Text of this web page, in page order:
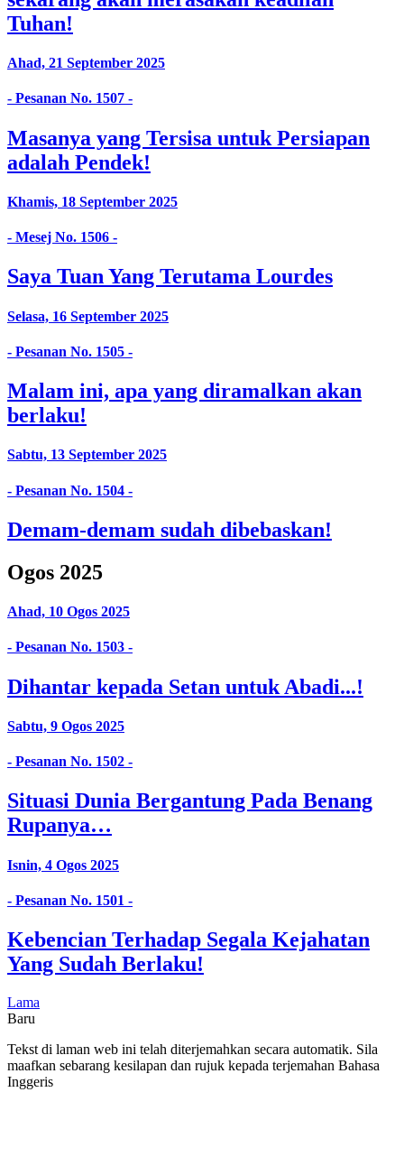
Tuhan!
Ahad, 21 September 2025
- Pesanan No. 1507 -
Masanya yang Tersisa untuk Persiapan
adalah Pendek!
Khamis, 18 September 2025
- Mesej No. 1506 -
Saya Tuan Yang Terutama Lourdes
Selasa, 16 September 2025
- Pesanan No. 1505 -
Malam ini, apa yang diramalkan akan
berlaku!
Sabtu, 13 September 2025
- Pesanan No. 1504 -
Demam-demam sudah dibebaskan!
Ogos 2025
Ahad, 10 Ogos 2025
- Pesanan No. 1503 -
Dihantar kepada Setan untuk Abadi...!
Sabtu, 9 Ogos 2025
- Pesanan No. 1502 -
Situasi Dunia Bergantung Pada Benang
Rupanya…
Isnin, 4 Ogos 2025
- Pesanan No. 1501 -
Kebencian Terhadap Segala Kejahatan
Yang Sudah Berlaku!
Lama
Baru
Tekst di laman web ini telah diterjemahkan secara automatik. Sila
maafkan sebarang kesilapan dan rujuk kepada terjemahan Bahasa
Inggeris